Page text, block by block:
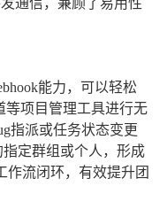
能力，可以轻松
等项目管理工具进行无
指派或任务状态变更
定群组或个人，形成
作流闭环，有效提升团